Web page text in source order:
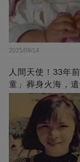
2025/09/14
人間天使！33年
童」葬身火海，
崩：真正的英雄